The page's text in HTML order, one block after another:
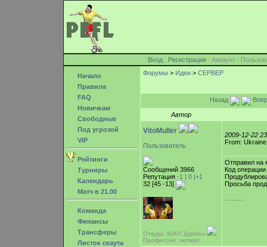
Вход : Регистрация : Аккаунт :
Начало
Правила
FAQ
Новичкам
Свободные
Под угрозой
VIP
Рейтинги
Турниры
Календарь
Матч в 21.00
Команда
Финансы
Трансферы
Листок скаута
Форумы > Идеи > СЕРВЕР
Назад
Автор
VitoMuller
Пользователь
Сообщений 3966
Репутация -1 | 0 |+1
32 [45 -13]
Откуда: ЮАР, Дурбан
Профессия: эксперт
2009-12-22
From:
Отправил на
Код
Просьба
-----------